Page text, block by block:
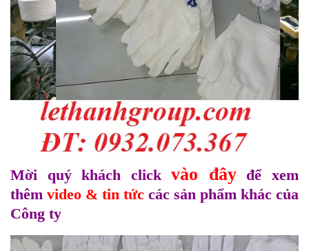
Mời quý khách clickvào đâyđể xem
thêm video & tin tức các sản phẩm khác của
Công ty